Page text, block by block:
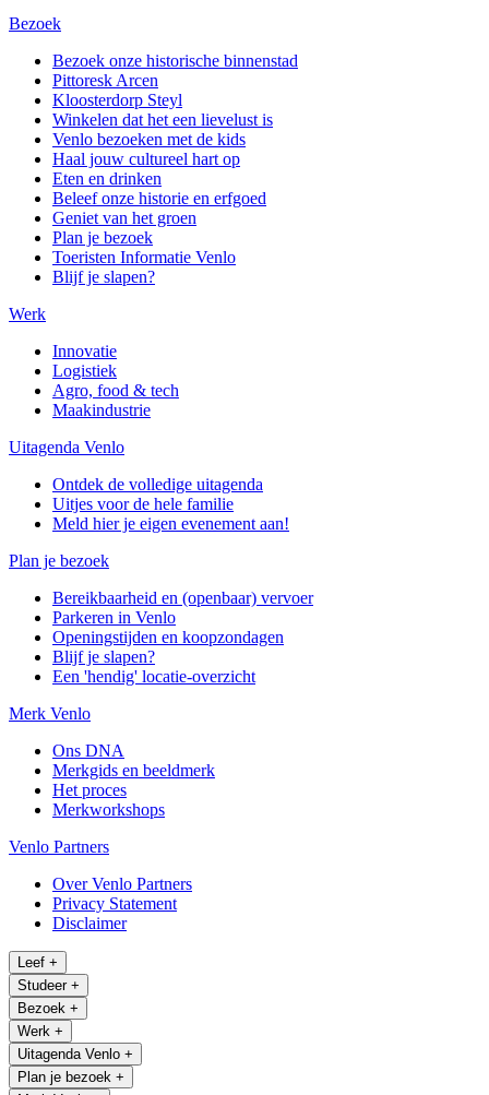
Bezoek
Bezoek onze historische binnenstad
Pittoresk Arcen
Kloosterdorp Steyl
Winkelen dat het een lievelust is
Venlo bezoeken met de kids
Haal jouw cultureel hart op
Eten en drinken
Beleef onze historie en erfgoed
Geniet van het groen
Plan je bezoek
Toeristen Informatie Venlo
Blijf je slapen?
Werk
Innovatie
Logistiek
Agro, food & tech
Maakindustrie
Uitagenda Venlo
Ontdek de volledige uitagenda
Uitjes voor de hele familie
Meld hier je eigen evenement aan!
Plan je bezoek
Bereikbaarheid en (openbaar) vervoer
Parkeren in Venlo
Openingstijden en koopzondagen
Blijf je slapen?
Een 'hendig' locatie-overzicht
Merk Venlo
Ons DNA
Merkgids en beeldmerk
Het proces
Merkworkshops
Venlo Partners
Over Venlo Partners
Privacy Statement
Disclaimer
Leef +
Studeer +
Bezoek +
Werk +
Uitagenda Venlo +
Plan je bezoek +